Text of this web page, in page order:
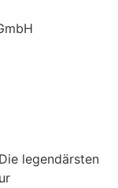
legendärsten